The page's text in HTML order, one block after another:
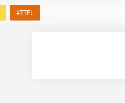
#TTFL